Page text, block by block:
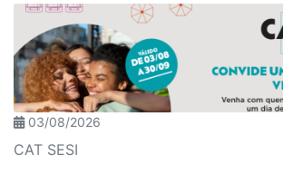
03/08/2026
CAT SESI